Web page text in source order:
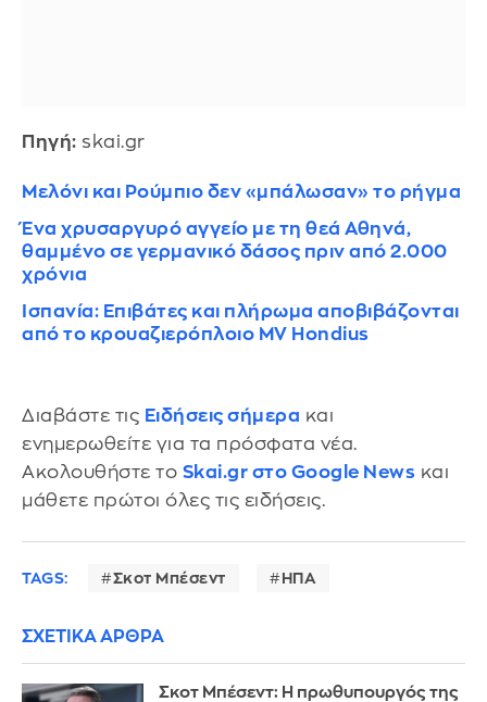
Πηγή: skai.gr
Mελόνι και Ρούμπιο δεν «μπάλωσαν» το ρήγμα
Ένα χρυσαργυρό αγγείο με τη θεά Αθηνά,
θαμμένο σε γερμανικό δάσος πριν από 2.000
χρόνια
Ισπανία: Επιβάτες και πλήρωμα αποβιβάζονται
από το κρουαζιερόπλοιο MV Hondius
Διαβάστε τις Ειδήσεις σήμερα και
ενημερωθείτε για τα πρόσφατα νέα.
Ακολουθήστε το Skai.gr στο Google News και
μάθετε πρώτοι όλες τις ειδήσεις.
TAGS: Σκοτ Μπέσεντ ΗΠΑ
ΣΧΕΤΙΚΑ ΑΡΘΡΑ
Σκοτ Μπέσεντ: Η πρωθυπουργός της